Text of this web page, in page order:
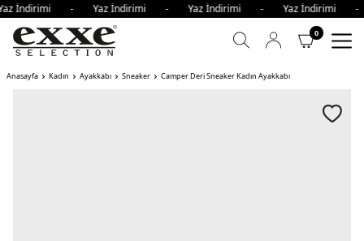
İndirimi - Yaz İndirimi - Yaz İndirimi - Yaz
0
Anasayfa Kadın Ayakkabı Sneaker Camper Deri Sneaker Kadın Ayakkabı